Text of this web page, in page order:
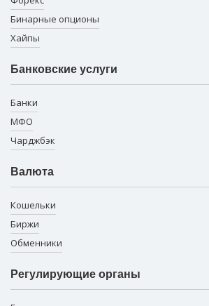
Бинарные опционы
Хайпы
Банковские услуги
Банки
МФО
Чарджбэк
Валюта
Кошельки
Биржи
Обменники
Регулирующие органы